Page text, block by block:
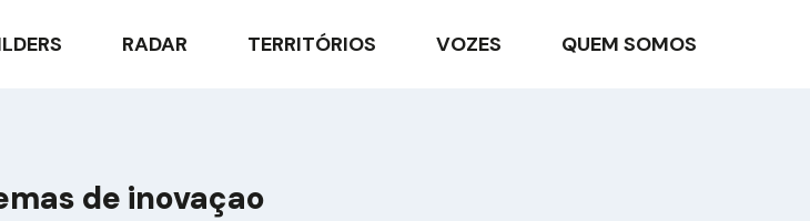
RADAR TERRITÓRIOS VOZES QUEM SOMOS
de inovaçao